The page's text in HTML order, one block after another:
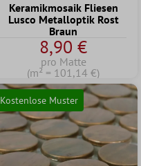
Keramikmosaik Fliesen
Lusco Metalloptik Rost
Braun
8,90 €
pro Matte
(m² = 101,14 €)
Kostenlose Muster